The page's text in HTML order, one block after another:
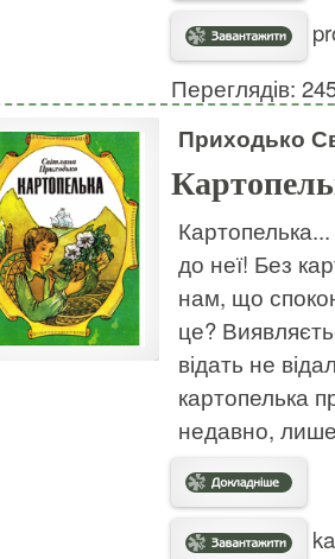
Переглядів:
Приходько
до неї! Без
нам, що
це?
відать не
картопелька
недавно,